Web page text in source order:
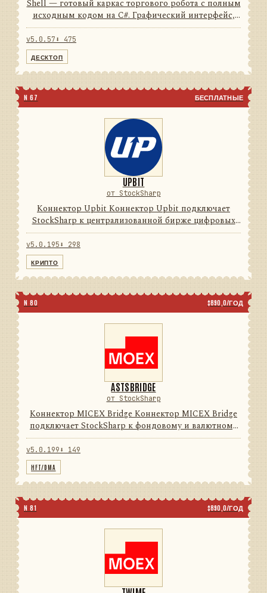
Shell — готовый каркас торгового робота с полным
исходным кодом на C#. Графический интерфейс,
подключения, тестирование и отчёты уже
написаны: от вас нужен только алгоритм.
v5.0.57 ⬇ 475
ДЕСКТОП
N 67 БЕСПЛАТНЫЕ
UPBIT
от StockSharp
Коннектор Upbit Коннектор Upbit подключает
StockSharp к централизованной бирже цифровых
активов. Он переводит данные и операции
провайдера в единую модель сообщений
StockSharp, поэтому приложения могу...
v5.0.195 ⬇ 298
КРИПТО
N 80 $890,0/ГОД
ASTSBRIDGE
от StockSharp
Коннектор MICEX Bridge Коннектор MICEX Bridge
подключает StockSharp к фондовому и валютному
рынкам Московской биржи через MICEX Bridge
или встроенное colocated-подключение. Он
v5.0.199 ⬇ 149
HFT/DMA
N 81 $890,0/ГОД